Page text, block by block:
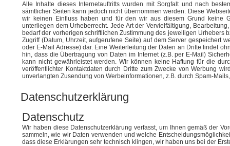
Alle Inhalte dieses Internetauftritts wurden mit Sorgfalt und nach
sämtlicher Seiten kann jedoch nicht übernommen werden. Diese
wir keinen Einfluss haben und für den wir aus diesem Grund keine
unterliegen dem Urheberrecht. Jede Art der Vervielfältigung,
bedarf der vorherigen schriftlichen Zustimmung des jeweiligen Urhebers
Zugriff (Datum, Uhrzeit, aufgerufene Seite) auf dem Server gespeichert
oder E-Mail Adresse) dar. Eine Weiterleitung der Daten an Dritte findet
hin, dass die Übertragung von Daten im Internet (z.B. per E-Mail)
kann nicht gewährleistet werden. Wir können keine Haftung für die
veröffentlichter Kontaktdaten durch Dritte zum Zwecke von Werbung
unverlangten Zusendung von Werbeinformationen, z.B. durch Spam-
Datenschutzerklärung
Datenschutz
Wir haben diese Datenschutzerklärung verfasst, um Ihnen gemäß der
sammeln, wie wir Daten verwenden und welche
dass diese Erklärungen sehr technisch klingen, wir haben uns bei der